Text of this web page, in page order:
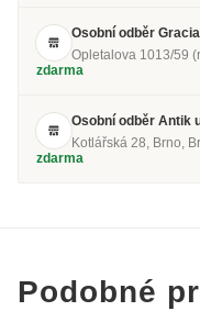
Osobní odběr
Opletalova 1013/59
zdarma
Osobní odběr Antik
Kotlářská 28, Brno,
zdarma
Podobné